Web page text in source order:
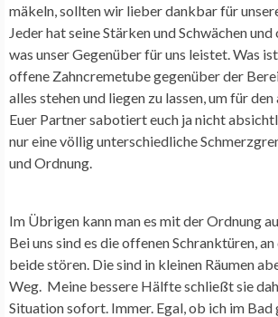
mäkeln, sollten wir lieber dankbar für
Jeder hat seine Stärken und Schwächen
was unser Gegenüber für uns leistet. Was
offene Zahncremetube gegenüber der
alles stehen und liegen zu lassen, um für den
Euer Partner sabotiert euch ja nicht
nur eine völlig unterschiedliche
und Ordnung.
Im Übrigen kann man es mit der Ordnung
Bei uns sind es die offenen Schranktüren, an
beide stören. Die sind in kleinen Räumen
Weg. Meine bessere Hälfte schließt sie
Situation sofort. Immer. Egal, ob ich im Bad